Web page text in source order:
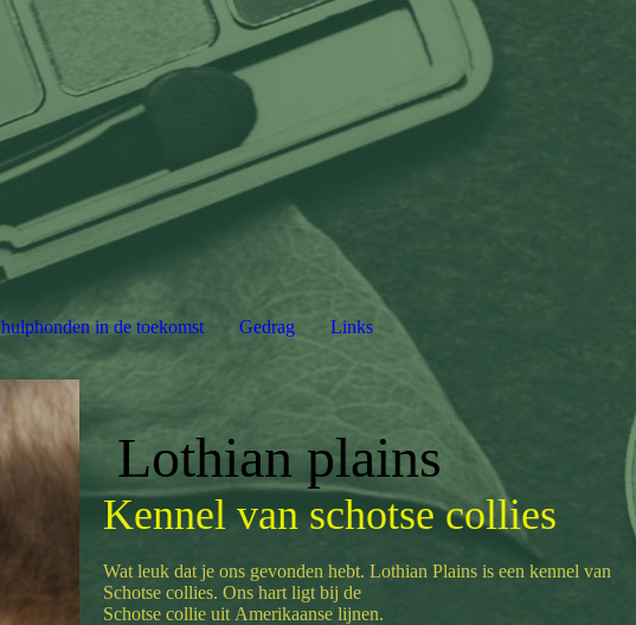
hulphonden in de toekomst Gedrag Links
Lothian plains
Kennel van schotse collies
Wat leuk dat je ons gevonden hebt. Lothian Plains is een kennel van
Schotse collies. Ons hart ligt bij de
Schotse collie uit Amerikaanse lijnen.